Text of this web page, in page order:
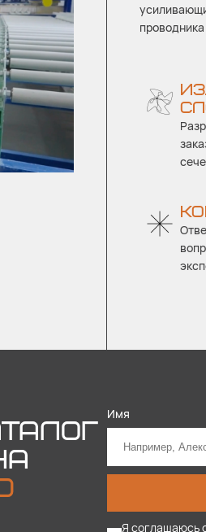
проводника
Имя
Я соглашаюсь